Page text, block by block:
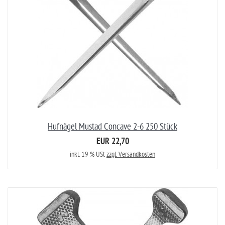
Hufnägel Mustad Concave 2-6 250 Stück
EUR 22,70
inkl. 19 % UStzzgl. Versandkosten